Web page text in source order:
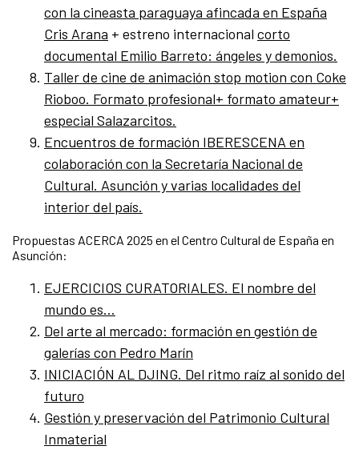
con la cineasta paraguaya afincada en España
Cris Arana + estreno internacional corto
documental Emilio Barreto: ángeles y demonios.
Taller de cine de animación stop motion con Coke
Rioboo. Formato profesional+ formato amateur+
especial Salazarcitos.
Encuentros de formación IBERESCENA en
colaboración con la Secretaría Nacional de
Cultural. Asunción y varias localidades del
interior del país.
Propuestas ACERCA 2025 en el Centro Cultural de España en
Asunción:
EJERCICIOS CURATORIALES. El nombre del
mundo es…
Del arte al mercado: formación en gestión de
galerías con Pedro Marín
INICIACIÓN AL DJING. Del ritmo raíz al sonido del
futuro
Gestión y preservación del Patrimonio Cultural
Inmaterial